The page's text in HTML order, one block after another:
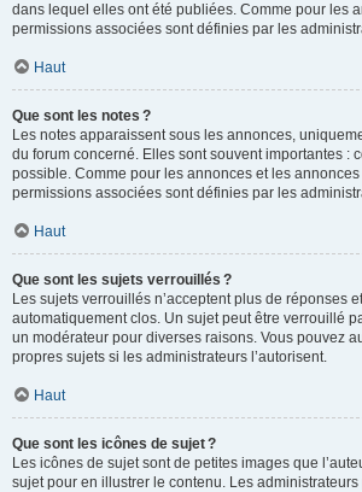
dans lequel elles ont été publiées. Comme pour les
permissions associées sont définies par les
Haut
Que sont les notes ?
Les notes apparaissent sous les annonces,
du forum concerné. Elles sont souvent importantes :
possible. Comme pour les annonces et les
permissions associées sont définies par les
Haut
Que sont les sujets verrouillés ?
Les sujets verrouillés n’acceptent plus de réponses
automatiquement clos. Un sujet peut être verrouillé
un modérateur pour diverses raisons. Vous pouvez
propres sujets si les administrateurs l’autorisent.
Haut
Que sont les icônes de sujet ?
Les icônes de sujet sont de petites images que
sujet pour en illustrer le contenu. Les